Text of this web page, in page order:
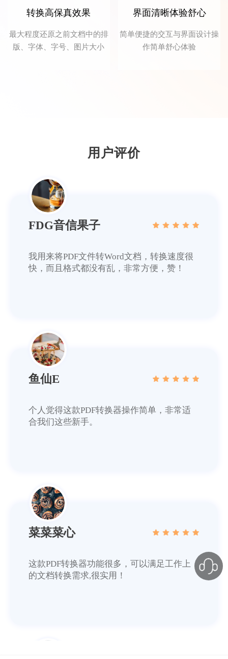
转换高保真效果
最大程度还原之前文档中的排
版、字体、字号、图片大小
界面清晰体验舒心
简单便捷的交互与界面设计操
作简单舒心体验
用户评价
鱼仙E
个人觉得这款PDF转换器操作简单，非常适
合我们这些新手。
菜菜菜心
这款PDF转换器功能很多，可以满足工作上
的文档转换需求,很实用！
迟迟语0_o
平时备课经常会用到知网caj格式的期刊读
物，同事推荐了这个软件，把caj转成word用